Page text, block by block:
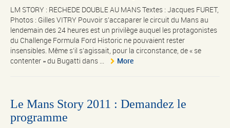
LM STORY : RECHEDE DOUBLE AU MANS Textes : Jacques FURET,
Photos : Gilles VITRY Pouvoir s’accaparer le circuit du Mans au
lendemain des 24 heures est un privilège auquel les protagonistes
du Challenge Formula Ford Historic ne pouvaient rester
insensibles. Même s’il s’agissait, pour la circonstance, de « se
contenter » du Bugatti dans ...
More
Le Mans Story 2011 : Demandez le
programme